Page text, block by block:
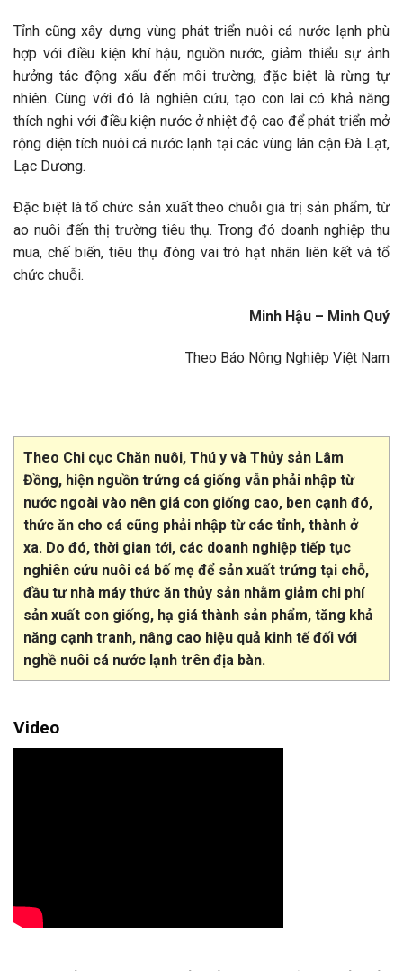
Tỉnh cũng xây dựng vùng phát triển nuôi cá nước lạnh phù
hợp với điều kiện khí hậu, nguồn nước, giảm thiểu sự ảnh
hưởng tác động xấu đến môi trường, đặc biệt là rừng tự
nhiên. Cùng với đó là nghiên cứu, tạo con lai có khả năng
thích nghi với điều kiện nước ở nhiệt độ cao để phát triển mở
rộng diện tích nuôi cá nước lạnh tại các vùng lân cận Đà Lạt,
Lạc Dương.
Đặc biệt là tổ chức sản xuất theo chuỗi giá trị sản phẩm, từ
ao nuôi đến thị trường tiêu thụ. Trong đó doanh nghiệp thu
mua, chế biến, tiêu thụ đóng vai trò hạt nhân liên kết và tổ
chức chuỗi.
Minh Hậu – Minh Quý
Theo Báo Nông Nghiệp Việt Nam
Theo Chi cục Chăn nuôi, Thú y và Thủy sản Lâm
Đồng, hiện nguồn trứng cá giống vẫn phải nhập từ
nước ngoài vào nên giá con giống cao, ben cạnh đó,
thức ăn cho cá cũng phải nhập từ các tỉnh, thành ở
xa. Do đó, thời gian tới, các doanh nghiệp tiếp tục
nghiên cứu nuôi cá bố mẹ để sản xuất trứng tại chỗ,
đầu tư nhà máy thức ăn thủy sản nhằm giảm chi phí
sản xuất con giống, hạ giá thành sản phẩm, tăng khả
năng cạnh tranh, nâng cao hiệu quả kinh tế đối với
nghề nuôi cá nước lạnh trên địa bàn.
Video